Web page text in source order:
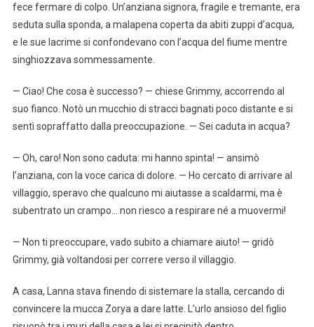
fece fermare di colpo. Un’anziana signora, fragile e tremante, era
seduta sulla sponda, a malapena coperta da abiti zuppi d’acqua,
e le sue lacrime si confondevano con l’acqua del fiume mentre
singhiozzava sommessamente.
— Ciao! Che cosa è successo? — chiese Grimmy, accorrendo al
suo fianco. Notò un mucchio di stracci bagnati poco distante e si
sentì sopraffatto dalla preoccupazione. — Sei caduta in acqua?
— Oh, caro! Non sono caduta: mi hanno spinta! — ansimò
l’anziana, con la voce carica di dolore. — Ho cercato di arrivare al
villaggio, speravo che qualcuno mi aiutasse a scaldarmi, ma è
subentrato un crampo… non riesco a respirare né a muovermi!
— Non ti preoccupare, vado subito a chiamare aiuto! — gridò
Grimmy, già voltandosi per correre verso il villaggio.
A casa, Lanna stava finendo di sistemare la stalla, cercando di
convincere la mucca Zorya a dare latte. L’urlo ansioso del figlio